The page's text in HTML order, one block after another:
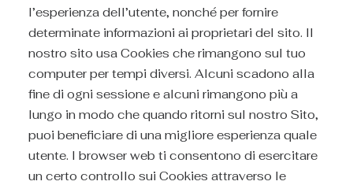
l’esperienza dell’utente, nonché per fornire
determinate informazioni ai proprietari del sito. Il
nostro sito usa Cookies che rimangono sul tuo
computer per tempi diversi. Alcuni scadono alla
fine di ogni sessione e alcuni rimangono più a
lungo in modo che quando ritorni sul nostro Sito,
puoi beneficiare di una migliore esperienza quale
utente. I browser web ti consentono di esercitare
un certo controllo sui Cookies attraverso le